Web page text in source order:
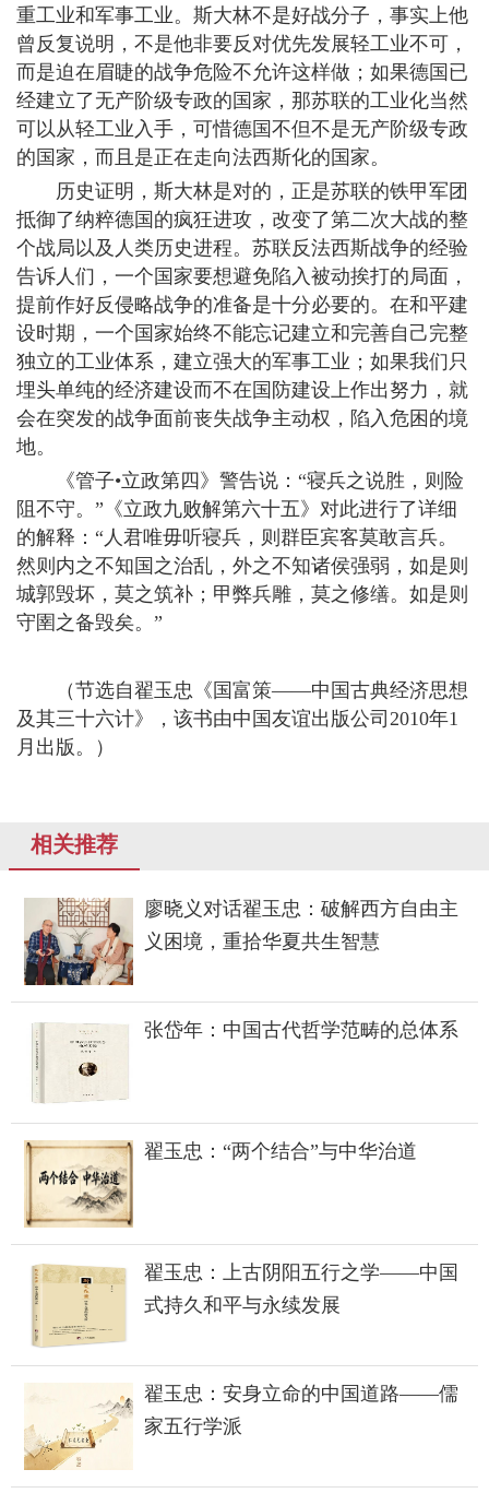
重工业和军事工业。斯大林不是好战分子，事实上他
曾反复说明，不是他非要反对优先发展轻工业不可，
而是迫在眉睫的战争危险不允许这样做；如果德国已
经建立了无产阶级专政的国家，那苏联的工业化当然
可以从轻工业入手，可惜德国不但不是无产阶级专政
的国家，而且是正在走向法西斯化的国家。
历史证明，斯大林是对的，正是苏联的铁甲军团
抵御了纳粹德国的疯狂进攻，改变了第二次大战的整
个战局以及人类历史进程。苏联反法西斯战争的经验
告诉人们，一个国家要想避免陷入被动挨打的局面，
提前作好反侵略战争的准备是十分必要的。在和平建
设时期，一个国家始终不能忘记建立和完善自己完整
独立的工业体系，建立强大的军事工业；如果我们只
埋头单纯的经济建设而不在国防建设上作出努力，就
会在突发的战争面前丧失战争主动权，陷入危困的境
地。
《管子•立政第四》警告说：“寝兵之说胜，则险
阻不守。”《立政九败解第六十五》对此进行了详细
的解释：“人君唯毋听寝兵，则群臣宾客莫敢言兵。
然则内之不知国之治乱，外之不知诸侯强弱，如是则
城郭毁坏，莫之筑补；甲弊兵雕，莫之修缮。如是则
守圉之备毁矣。”
（节选自翟玉忠《国富策——中国古典经济思想
及其三十六计》，该书由中国友谊出版公司2010年1
月出版。）
相关推荐
廖晓义对话翟玉忠：破解西方自由主
义困境，重拾华夏共生智慧
张岱年：中国古代哲学范畴的总体系
翟玉忠：“两个结合”与中华治道
翟玉忠：上古阴阳五行之学——中国
式持久和平与永续发展
翟玉忠：安身立命的中国道路——儒
家五行学派